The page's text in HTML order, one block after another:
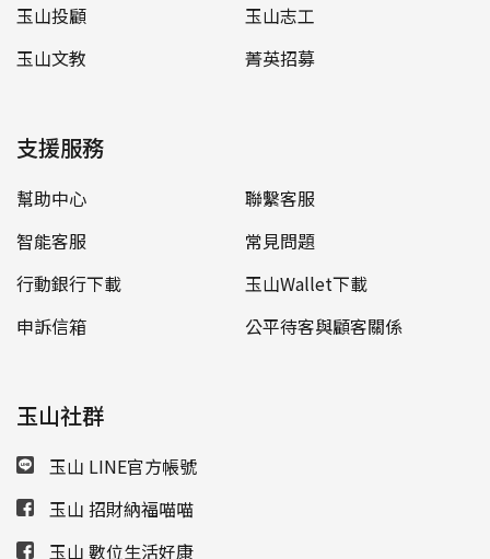
玉山投顧
玉山志工
玉山文教
菁英招募
支援服務
幫助中心
聯繫客服
智能客服
常見問題
行動銀行下載
玉山Wallet下載
申訴信箱
公平待客與顧客關係
玉山社群
玉山 LINE官方帳號
玉山 招財納福喵喵
玉山 數位生活好康